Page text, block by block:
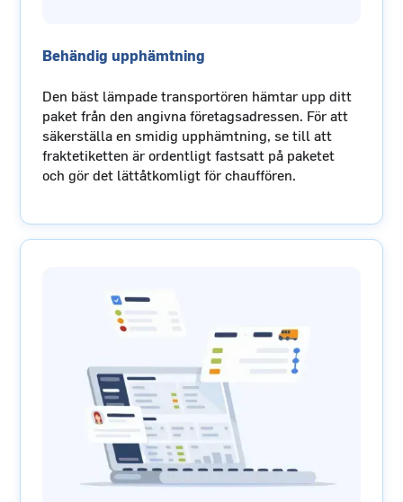
Behändig upphämtning
Den bäst lämpade transportören hämtar upp ditt
paket från den angivna företagsadressen. För att
säkerställa en smidig upphämtning, se till att
fraktetiketten är ordentligt fastsatt på paketet
och gör det lättåtkomligt för chauffören.